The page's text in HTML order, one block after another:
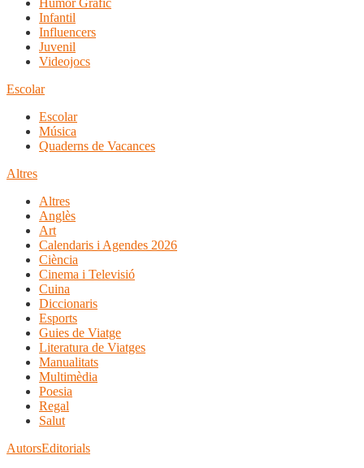
Humor Gràfic
Infantil
Influencers
Juvenil
Videojocs
Escolar
Escolar
Música
Quaderns de Vacances
Altres
Altres
Anglès
Art
Calendaris i Agendes 2026
Ciència
Cinema i Televisió
Cuina
Diccionaris
Esports
Guies de Viatge
Literatura de Viatges
Manualitats
Multimèdia
Poesia
Regal
Salut
AutorsEditorials